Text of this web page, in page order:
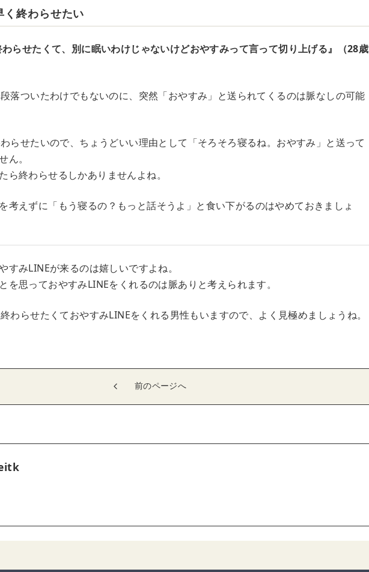
く終わらせたい
わらせたくて、別に眠いわけじゃないけどおやすみって言って切り上げる』（28歳
落ついたわけでもないのに、突然「おやすみ」と送られてくるのは脈なしの可能
らせたいので、ちょうどいい理由として「そろそろ寝るね。おやすみ」と送って
ん。
ら終わらせるしかありませんよね。
考えずに「もう寝るの？もっと話そうよ」と食い下がるのはやめておきましょ
すみLINEが来るのは嬉しいですよね。
を思っておやすみLINEをくれるのは脈ありと考えられます。
わらせたくておやすみLINEをくれる男性もいますので、よく見極めましょうね。
前のページへ